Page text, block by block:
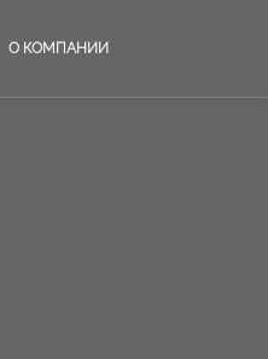
О КОМПАНИИ